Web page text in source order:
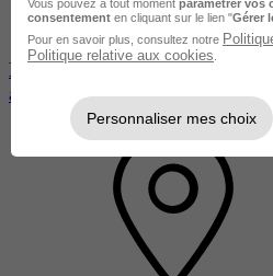
Nutrition Food Personal
alimentaires)
Vous pouvez à tout moment paramétrer vos
consentement en cliquant sur le lien "Gérer
Pour en savoir plus, consultez notre
Politique relative aux cookies
Personnaliser mes choix